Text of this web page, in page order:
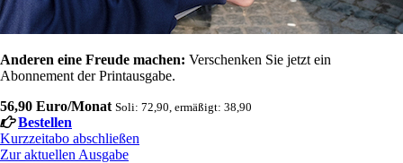
Anderen eine Freude machen: Verschenken Sie jetzt ein
Abonnement der Printausgabe.
56,90 Euro/Monat Soli: 72,90, ermäßigt: 38,90
Bestellen
Kurzzeitabo abschließen
Zur aktuellen Ausgabe